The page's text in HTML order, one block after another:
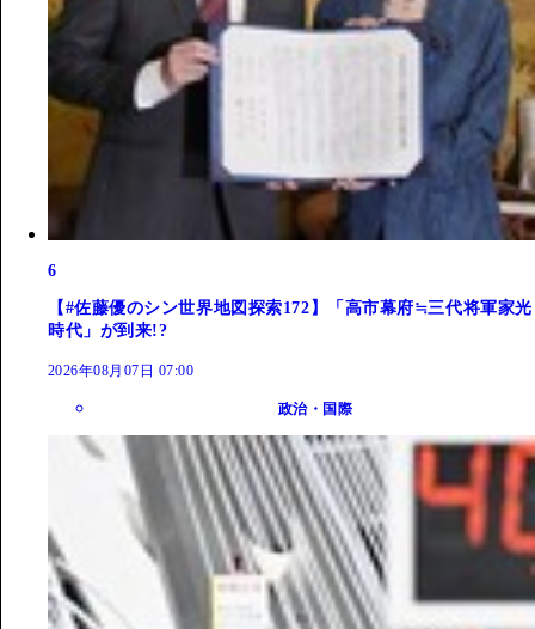
6
【#佐藤優のシン世界地図探索172】「高市幕府≒三代将軍家光
時代」が到来!?
2026年08月07日 07:00
政治・国際